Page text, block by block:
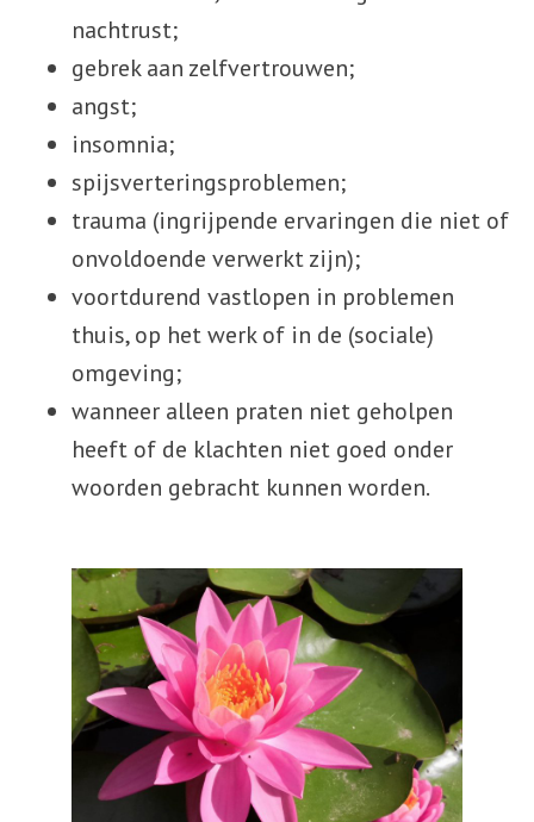
nachtrust;
gebrek aan zelfvertrouwen;
angst;
insomnia;
spijsverteringsproblemen;
trauma (ingrijpende ervaringen die niet of
onvoldoende verwerkt zijn);
voortdurend vastlopen in problemen
thuis, op het werk of in de (sociale)
omgeving;
wanneer alleen praten niet geholpen
heeft of de klachten niet goed onder
woorden gebracht kunnen worden.